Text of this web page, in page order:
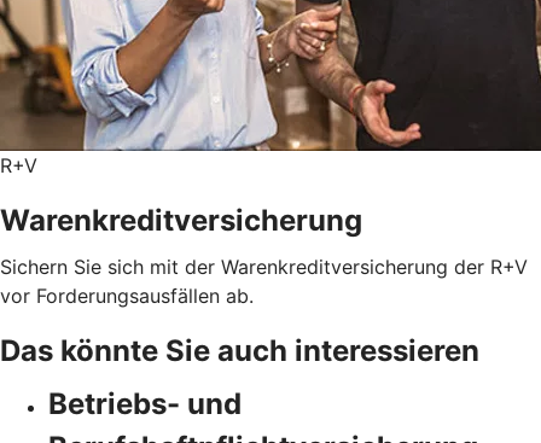
R+V
Warenkreditversicherung
Sichern Sie sich mit der Warenkreditversicherung der R+V
vor Forderungsausfällen ab.
Das könnte Sie auch interessieren
Betriebs- und